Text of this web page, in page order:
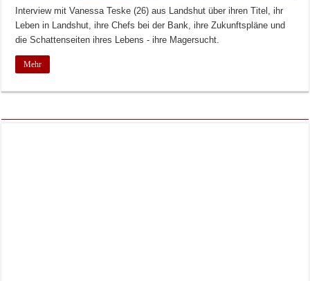
Interview mit Vanessa Teske (26) aus Landshut über ihren Titel, ihr
Leben in Landshut, ihre Chefs bei der Bank, ihre Zukunftspläne und
die Schattenseiten ihres Lebens - ihre Magersucht.
Mehr